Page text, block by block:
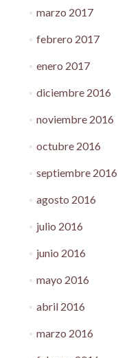
marzo 2017
febrero 2017
enero 2017
diciembre 2016
noviembre 2016
octubre 2016
septiembre 2016
agosto 2016
julio 2016
junio 2016
mayo 2016
abril 2016
marzo 2016